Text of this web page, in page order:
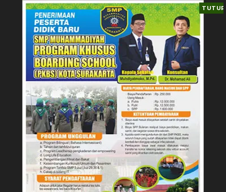
TUTUP